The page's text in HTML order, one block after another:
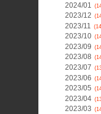
2024/01
2023/12
2023/11
2023/10
2023/09
2023/08
2023/07
2023/06
2023/05
2023/04
2023/03